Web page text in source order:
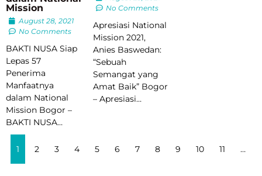
Mission
August 28, 2021
No Comments
BAKTI NUSA Siap
Lepas 57
Penerima
Manfaatnya
dalam National
Mission Bogor –
BAKTI NUSA…
No Comments
Apresiasi National
Mission 2021,
Anies Baswedan:
“Sebuah
Semangat yang
Amat Baik” Bogor
– Apresiasi…
1 2 3 4 5 6 7 8 9 10 11 …